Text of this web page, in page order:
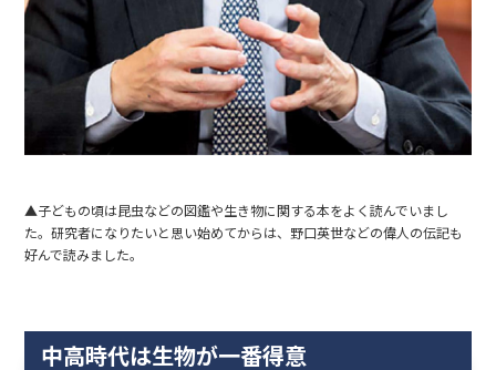
▲子どもの頃は昆虫などの図鑑や生き物に関する本をよく読んでいまし
た。研究者になりたいと思い始めてからは、野口英世などの偉人の伝記も
好んで読みました。
中高時代は生物が一番得意